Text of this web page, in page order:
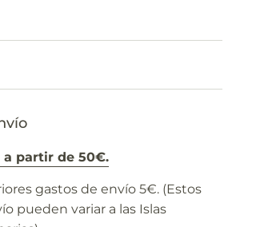
a partir de 50€.
gastos de envío 5€. (Estos
pueden variar a las Islas